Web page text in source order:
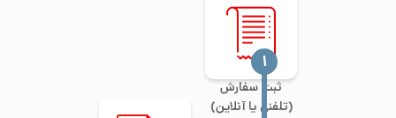
ثبت سفارش
(تلفنی یا آنلاین)
‍۱